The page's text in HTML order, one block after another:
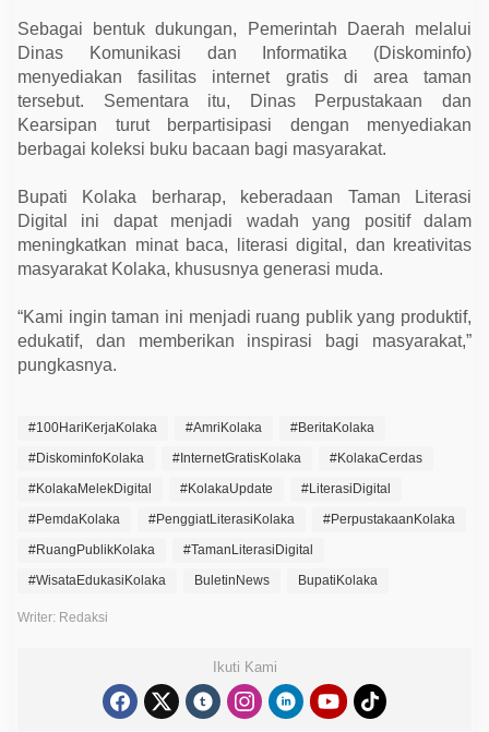
u
k
u
B
c
a
a
n
Sebagai bentuk dukungan, Pemerintah Daerah melalui
Dinas Komunikasi dan Informatika (Diskominfo)
menyediakan fasilitas internet gratis di area taman
tersebut. Sementara itu, Dinas Perpustakaan dan
Kearsipan turut berpartisipasi dengan menyediakan
berbagai koleksi buku bacaan bagi masyarakat.
Bupati Kolaka berharap, keberadaan Taman Literasi
Digital ini dapat menjadi wadah yang positif dalam
meningkatkan minat baca, literasi digital, dan kreativitas
masyarakat Kolaka, khususnya generasi muda.
“Kami ingin taman ini menjadi ruang publik yang produktif,
edukatif, dan memberikan inspirasi bagi masyarakat,”
pungkasnya.
#100HariKerjaKolaka #AmriKolaka
#BeritaKolaka
#DiskominfoKolaka
#InternetGratisKolaka
#KolakaCerdas
#KolakaMelekDigital
#KolakaUpdate
#LiterasiDigital
#PemdaKolaka
#PenggiatLiterasiKolaka
#PerpustakaanKolaka
#RuangPublikKolaka
#TamanLiterasiDigital
#WisataEdukasiKolaka
BuletinNews BupatiKolaka
Writer: Redaksi
Ikuti Kami